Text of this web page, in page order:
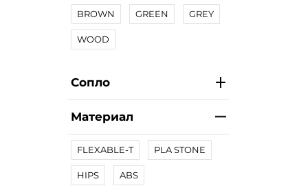
BROWN GREEN GREY
WOOD
Сопло
Материал
FLEXABLE-T PLA STONE
HIPS ABS